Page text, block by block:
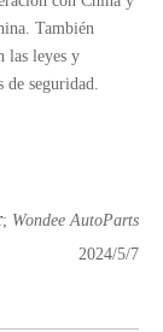
También
las leyes y
seguridad.
; Wondee AutoParts
2024/5/7